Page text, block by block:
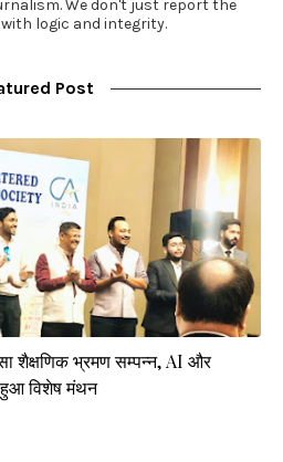
We don't just report the
logic and integrity.
Post
शैक्षणिक भ्रमण सम्पन्न, AI और
विशेष मंथन